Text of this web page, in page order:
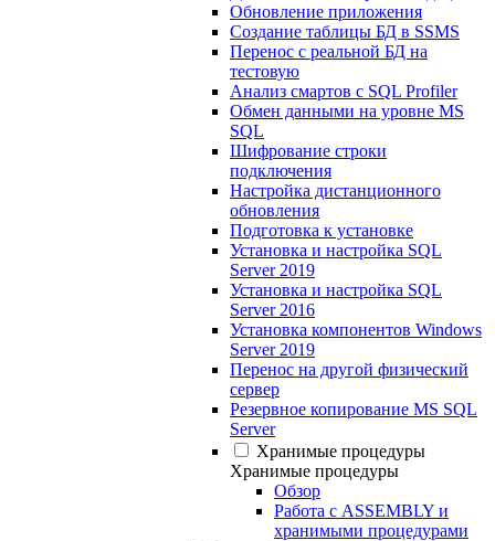
Обновление приложения
Создание таблицы БД в SSMS
Перенос с реальной БД на
тестовую
Анализ смартов с SQL Profiler
Обмен данными на уровне MS
SQL
Шифрование строки
подключения
Настройка дистанционного
обновления
Подготовка к установке
Установка и настройка SQL
Server 2019
Установка и настройка SQL
Server 2016
Установка компонентов Windows
Server 2019
Перенос на другой физический
сервер
Резервное копирование MS SQL
Server
Хранимые процедуры
Хранимые процедуры
Обзор
Работа с ASSEMBLY и
хранимыми процедурами